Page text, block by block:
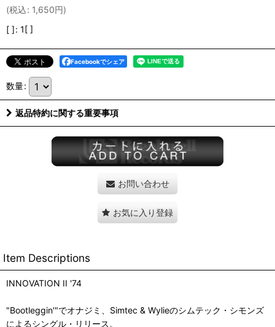
(税込: 1,650円)
[ ]: 1[ ]
Facebookでシェア
数量:
返品特約に関する重要事項
お問い合わせ
お気に入り登録
Item Descriptions
INNOVATION II '74
"Bootleggin'"でオナジミ、Simtec & Wylieのシムテック・シモンズ
によるシングル・リリース。